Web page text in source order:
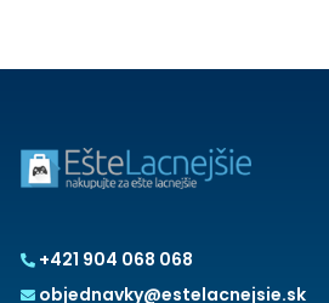
+421 904 068 068
objednavky@estelacnejsie.sk